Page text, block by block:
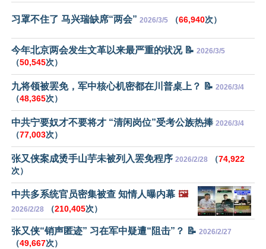
习罩不住了 马兴瑞缺席“两会” 2026/3/5 （66,940次）
今年北京两会发生文革以来最严重的状况 📝 2026/3/5
（50,545次）
九将领被罢免，军中核心机密都在川普桌上？ 📝 2026/3/4
（48,365次）
中共宁要奴才不要将才 “清闲岗位”受考公族热捧 2026/3/4
（77,003次）
张又侠案成烫手山芋未被列入罢免程序 2026/2/28 （74,922
次）
中共多系统官员密集被查 知情人曝内幕 🖼️
2026/2/28 （210,405次）
张又侠“销声匿迹” 习在军中疑遭“阻击”？ 📝 2026/2/27
（49,667次）